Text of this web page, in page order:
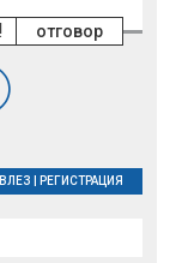
отговор
!
ВЛЕЗ РЕГИСТРАЦИЯ